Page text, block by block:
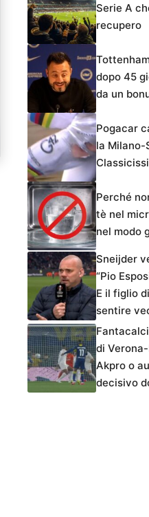
Serie A
recupero
dopo 45
da un
Pogacar
la Milano-
Perché
tè nel
nel modo
Sneijder
“Pio
E il figlio
sentire
di
Akpro o
decisivo